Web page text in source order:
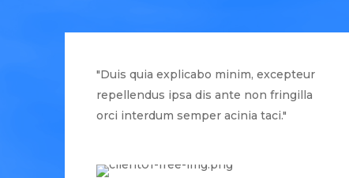
"Duis quia explicabo minim, excepteur
repellendus ipsa dis ante non fringilla
orci interdum semper acinia taci."